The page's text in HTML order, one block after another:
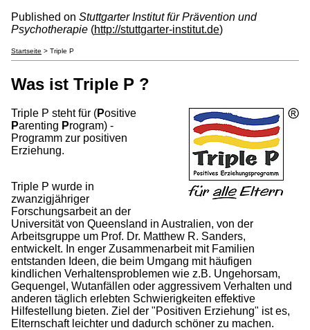
Published on Stuttgarter Institut für Prävention und
Psychotherapie (http://stuttgarter-institut.de)
Startseite > Triple P
Was ist Triple P ?
Triple P steht für (Positive
Parenting Program) -
Programm zur positiven
Erziehung.
Triple P wurde in
zwanzigjähriger
Forschungsarbeit an der
Universität von Queensland in Australien, von der
Arbeitsgruppe um Prof. Dr. Matthew R. Sanders,
entwickelt. In enger Zusammenarbeit mit Familien
entstanden Ideen, die beim Umgang mit häufigen
kindlichen Verhaltensproblemen wie z.B. Ungehorsam,
Gequengel, Wutanfällen oder aggressivem Verhalten und
anderen täglich erlebten Schwierigkeiten effektive
Hilfestellung bieten. Ziel der "Positiven Erziehung" ist es,
Elternschaft leichter und dadurch schöner zu machen.